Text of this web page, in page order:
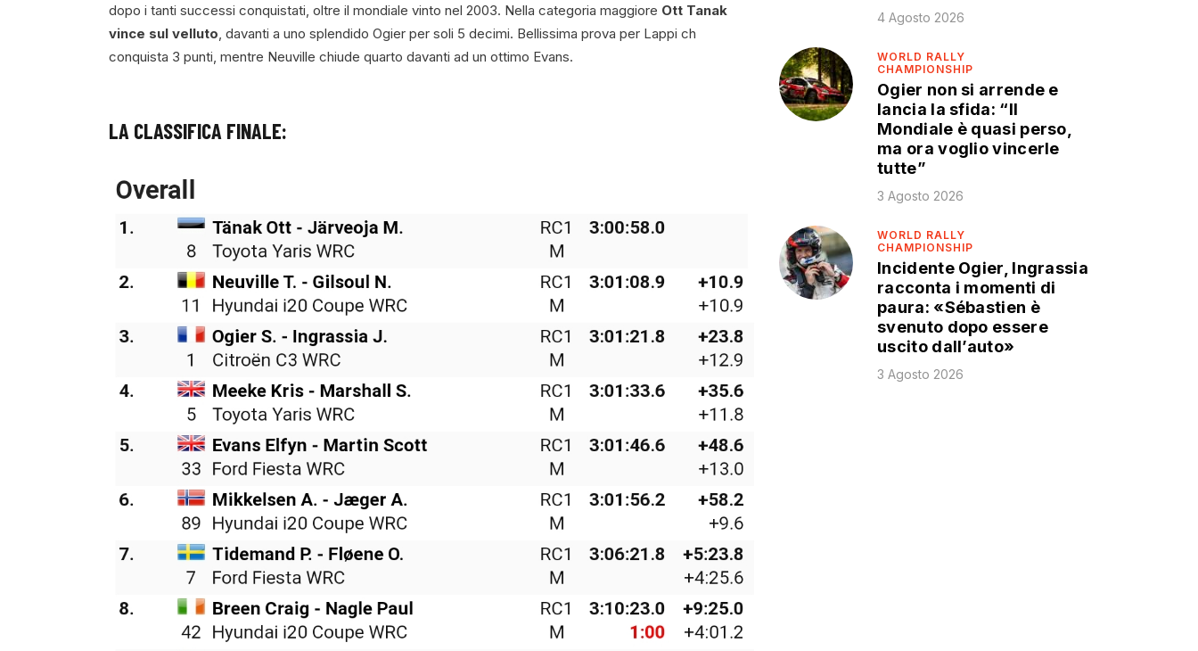
dopo i tanti successi conquistati, oltre il mondiale vinto nel 2003. Nella categoria maggiore Ott Tanak
vince sul velluto, davanti a uno splendido Ogier per soli 5 decimi. Bellissima prova per Lappi ch
conquista 3 punti, mentre Neuville chiude quarto davanti ad un ottimo Evans.
LA CLASSIFICA FINALE:
4 Agosto 2026
WORLD RALLY
CHAMPIONSHIP
Ogier non si arrende e
lancia la sfida: “Il
Mondiale è quasi perso,
ma ora voglio vincerle
tutte”
3 Agosto 2026
WORLD RALLY
CHAMPIONSHIP
Incidente Ogier, Ingrassia
racconta i momenti di
paura: «Sébastien è
svenuto dopo essere
uscito dall’auto»
3 Agosto 2026